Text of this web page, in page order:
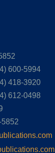
600-5994
418-3920
612-0498